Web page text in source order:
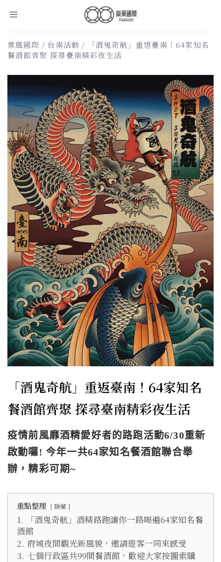
Toggle
棠風國際 / 台南活動 /
「酒鬼奇航」重返臺南！64家知名
餐酒館齊聚 探尋臺南精彩夜生活
「酒鬼奇航」重返臺南！64家知名
餐酒館齊聚 探尋臺南精彩夜生活
疫情前風靡酒精愛好者的路跑活動6/30重新
啟動囉! 今年一共64家知名餐酒館聯合舉
辦，精彩可期~
重點整理 隱藏
1.
「酒鬼奇航」酒精路跑讓你一路喝遍64家知名餐
酒館
2. 府城夜間觀光新風貌，邀請遊客一同來感受
3. 七個行政區共99間餐酒館，歡迎大家按圖索驥